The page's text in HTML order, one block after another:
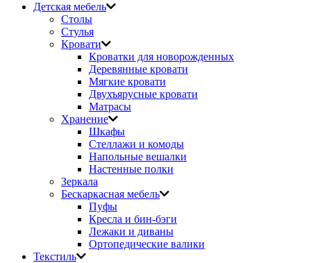
Детская мебель
Столы
Стулья
Кровати
Кроватки для новорожденных
Деревянные кровати
Мягкие кровати
Двухъярусные кровати
Матрасы
Хранение
Шкафы
Стеллажи и комоды
Напольные вешалки
Настенные полки
Зеркала
Бескаркасная мебель
Пуфы
Кресла и бин-бэги
Лежаки и диваны
Ортопедические валики
Текстиль